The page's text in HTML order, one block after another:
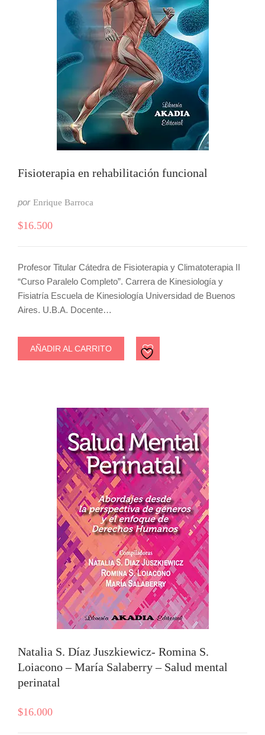
Fisioterapia en rehabilitación funcional
por Enrique Barroca
$16.500
Profesor Titular Cátedra de Fisioterapia y Climatoterapia II
“Curso Paralelo Completo”. Carrera de Kinesiología y
Fisiatría Escuela de Kinesiología Universidad de Buenos
Aires. U.B.A. Docente…
AÑADIR AL CARRITO
Natalia S. Díaz Juszkiewicz- Romina S.
Loiacono – María Salaberry – Salud mental
perinatal
$16.000